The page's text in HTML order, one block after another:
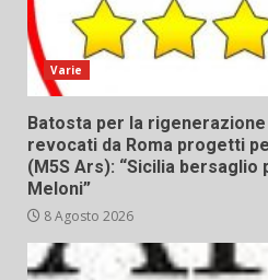
Varie
Batosta per la
revocati da Roma progetti
(M5S Ars): “Sicilia
Meloni”
8 Agosto 2026